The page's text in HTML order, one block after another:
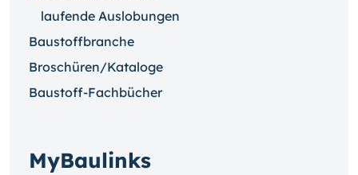
laufende Auslobungen
Baustoffbranche
Broschüren/Kataloge
Baustoff-Fachbücher
MyBaulinks